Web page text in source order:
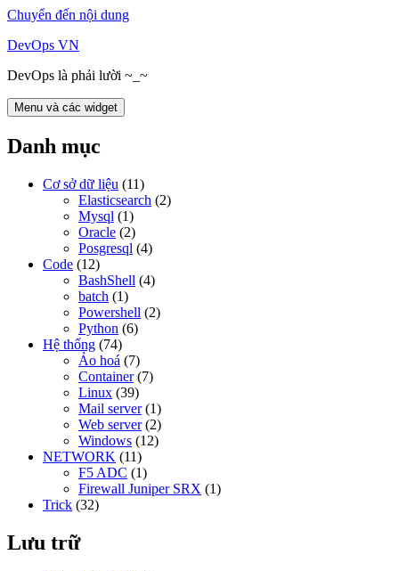
Chuyển đến nội dung
DevOps VN
DevOps là phải lười ~_~
Menu và các widget
Danh mục
Cơ sở dữ liệu (11)
Elasticsearch (2)
Mysql (1)
Oracle (2)
Posgresql (4)
Code (12)
BashShell (4)
batch (1)
Powershell (2)
Python (6)
Hệ thống (74)
Ảo hoá (7)
Container(7)
Linux (39)
Mail server(1)
Web server(2)
Windows (12)
NETWORK (11)
F5 ADC (1)
Firewall Juniper SRX (1)
Trick (32)
Lưu trữ